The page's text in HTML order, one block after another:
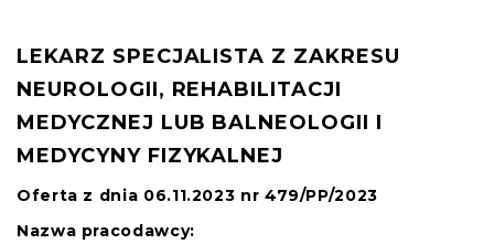
LEKARZ SPECJALISTA Z ZAKRESU
NEUROLOGII, REHABILITACJI
MEDYCZNEJ LUB BALNEOLOGII I
MEDYCYNY FIZYKALNEJ
Oferta z dnia 06.11.2023 nr 479/PP/2023
Nazwa pracodawcy: